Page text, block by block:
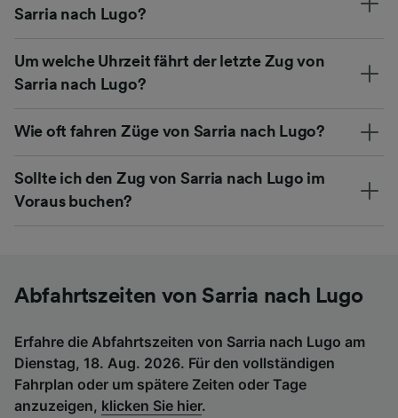
Sarria nach Lugo?
Um welche Uhrzeit fährt der letzte Zug von
Sarria nach Lugo?
Wie oft fahren Züge von Sarria nach Lugo?
Sollte ich den Zug von Sarria nach Lugo im
Voraus buchen?
Abfahrtszeiten von Sarria nach Lugo
Erfahre die Abfahrtszeiten von Sarria nach Lugo am
Dienstag, 18. Aug. 2026. Für den vollständigen
Fahrplan oder um spätere Zeiten oder Tage
anzuzeigen, klicken Sie hier.